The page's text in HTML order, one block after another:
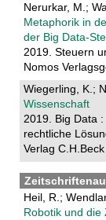
Nerurkar, M.;
Metaphorik in
der Big Data-
2019. Steuern
Nomos
Wiegerling, K.;
Wissenschaft
2019. Big Data
rechtliche
Verlag C.H.Beck
Heil, R.;
Robotik und die